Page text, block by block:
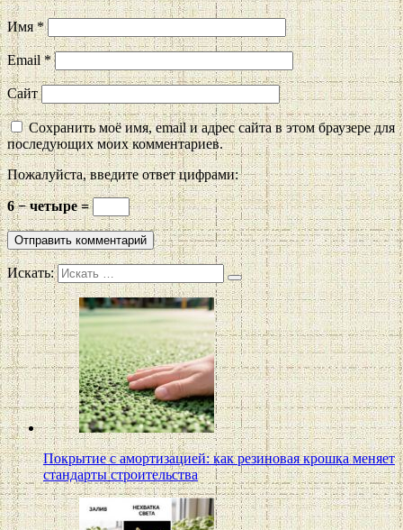
Имя*
Email*
Сайт
Сохранить моё имя, email и адрес сайта в этом браузере для
последующих моих комментариев.
Пожалуйста, введите ответ цифрами:
6 − четыре =
Искать:
Покрытие с амортизацией: как резиновая крошка меняет
стандарты строительства